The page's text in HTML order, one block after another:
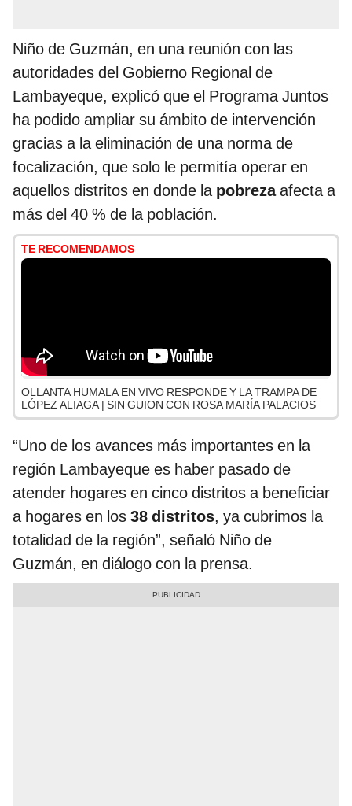
Niño de Guzmán, en una reunión con las
autoridades del Gobierno Regional de
Lambayeque, explicó que el Programa Juntos
ha podido ampliar su ámbito de intervención
gracias a la eliminación de una norma de
focalización, que solo le permitía operar en
aquellos distritos en donde la pobrezaafecta a
más del 40 % de la población.
TE RECOMENDAMOS
OLLANTA HUMALA EN VIVO RESPONDE Y LA TRAMPA DE
LÓPEZ ALIAGA | SIN GUION CON ROSA MARÍA PALACIOS
“Uno de los avances más importantes en la
región Lambayeque es haber pasado de
atender hogares en cinco distritos a beneficiar
a hogares en los 38 distritos, ya cubrimos la
totalidad de la región”, señaló Niño de
Guzmán, en diálogo con la prensa.